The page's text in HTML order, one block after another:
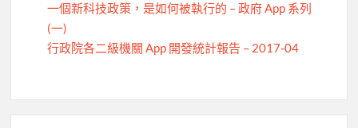
一個新科技政策，是如何被執行的 – 政府 App 系列
(一)
行政院各二級機關 App 開發統計報告 – 2017-04